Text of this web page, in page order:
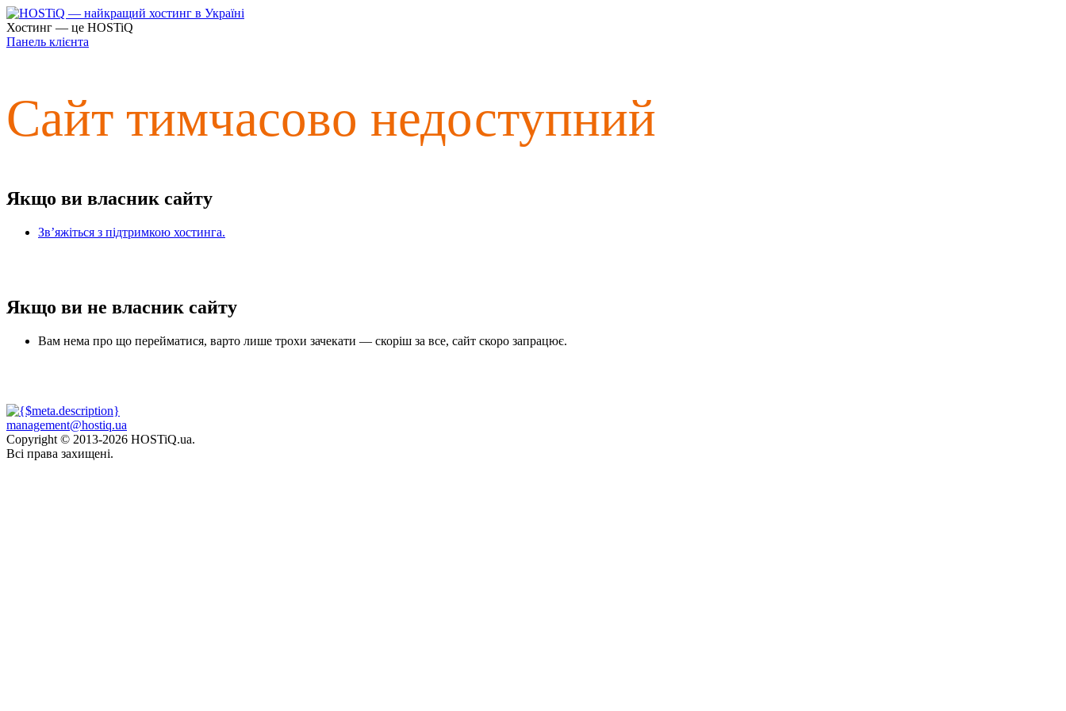
Хостинг — це HOSTiQ
Панель клієнта
Сайт тимчасово недоступний
Якщо ви власник сайту
Зв’яжіться з підтримкою хостинга.
Якщо ви не власник сайту
Вам нема про що перейматися, варто лише трохи зачекати — скоріш за все, сайт скоро запрацює.
management@hostiq.ua
Copyright © 2013-2026 HOSTiQ.ua.
Всі права захищені.